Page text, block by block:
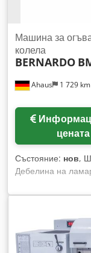
Ahaus 1 729 km
Машина за
колела
BERNARDO
Информация за
цената
Състояние: нов,
Дебелина на
Максимален ъгъл
930 мм Обща
машината: ок.
1,26 м
огъваща машина -
чрез плоско